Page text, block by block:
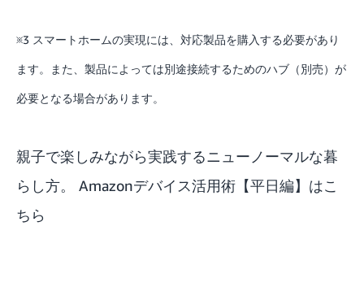
※3 スマートホームの実現には、対応製品を購入する必要があり
ます。また、製品によっては別途接続するためのハブ（別売）が
必要となる場合があります。
親子で楽しみながら実践するニューノーマルな暮
らし方。 Amazonデバイス活用術【平日編】はこ
ちら